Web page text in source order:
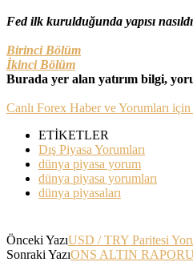
Fed ilk kurulduğunda yapısı
Birinci Bölüm
İkinci Bölüm
Burada yer alan yatırım bilgi,
Canlı Forex Haber ve Yorumları için
ETİKETLER
Dış Piyasa Yorumları
dünya piyasa yorum
dünya piyasa yorumları
dünya piyasaları
Önceki YazıUSD / TRY Paritesi
Sonraki YazıONS ALTIN